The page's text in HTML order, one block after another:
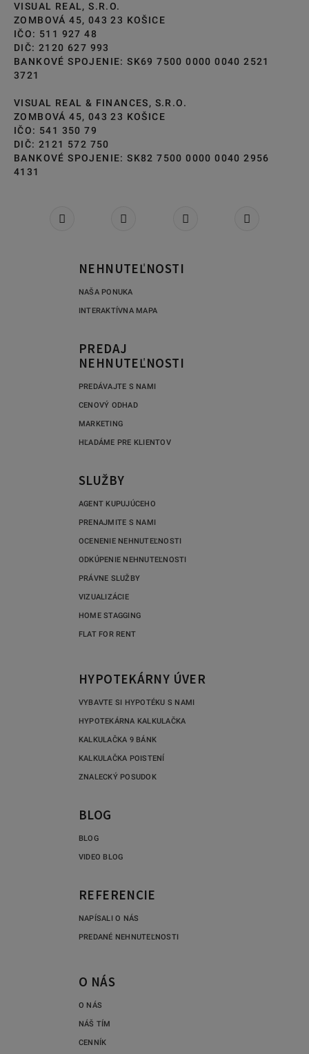
VISUAL REAL, S.R.O.
ZOMBOVÁ 45, 043 23 KOŠICE
IČO: 511 927 48
DIČ: 2120 627 993
BANKOVÉ SPOJENIE: SK69 7500 0000 0040 2521
3721
VISUAL REAL & FINANCES, S.R.O.
ZOMBOVÁ 45, 043 23 KOŠICE
IČO: 541 350 79
DIČ: 2121 572 750
BANKOVÉ SPOJENIE: SK82 7500 0000 0040 2956
4131
NEHNUTEĽNOSTI
NAŠA PONUKA
INTERAKTÍVNA MAPA
PREDAJ
NEHNUTEĽNOSTI
PREDÁVAJTE S NAMI
CENOVÝ ODHAD
MARKETING
HĽADÁME PRE KLIENTOV
SLUŽBY
AGENT KUPUJÚCEHO
PRENAJMITE S NAMI
OCENENIE NEHNUTEĽNOSTI
ODKÚPENIE NEHNUTEĽNOSTI
PRÁVNE SLUŽBY
VIZUALIZÁCIE
HOME STAGGING
FLAT FOR RENT
HYPOTEKÁRNY ÚVER
VYBAVTE SI HYPOTÉKU S NAMI
HYPOTEKÁRNA KALKULAČKA
KALKULAČKA 9 BÁNK
KALKULAČKA POISTENÍ
ZNALECKÝ POSUDOK
BLOG
BLOG
VIDEO BLOG
REFERENCIE
NAPÍSALI O NÁS
PREDANÉ NEHNUTEĽNOSTI
O NÁS
O NÁS
NÁŠ TÍM
CENNÍK